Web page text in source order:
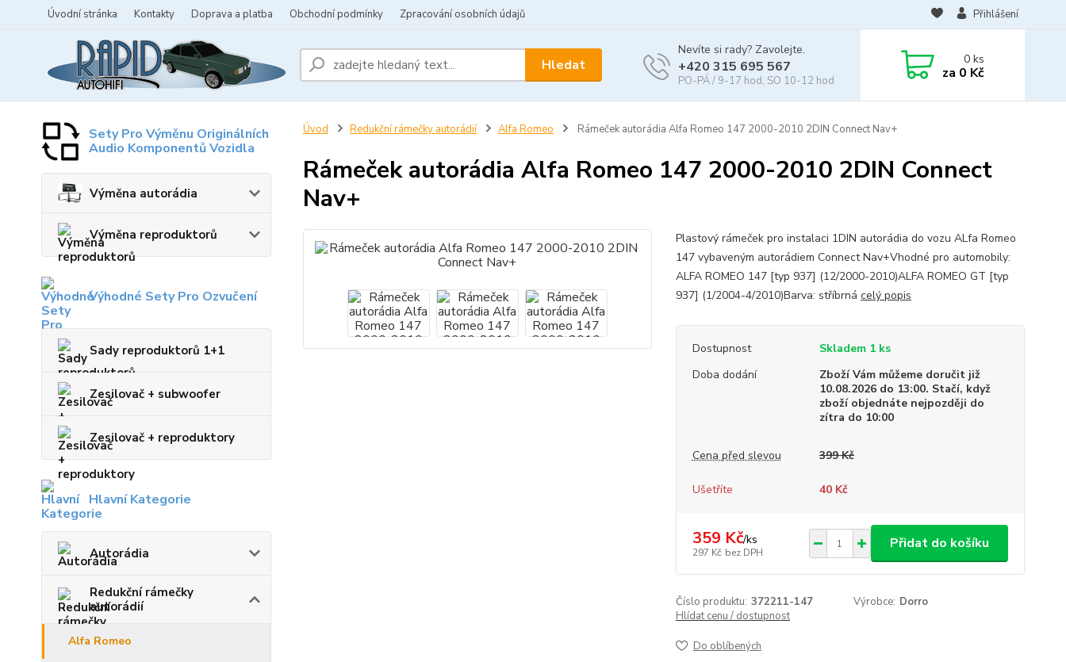
Úvodní stránka Kontakty Doprava a platba Obchodní podmínky Zpracování osobních údajů Přihlášení
Hledat
Nevíte si rady? Zavolejte.
+420 315 695 567
PO-PÁ / 9-17 hod, SO 10-12 hod
0ks
za 0 Kč
Sety Pro Výměnu Originálních
Audio Komponentů Vozidla
Výměna autorádia
Výměna reproduktorů
Výhodné Sety Pro Ozvučení
Sady reproduktorů 1+1
Zesilovač + subwoofer
Zesilovač + reproduktory
Hlavní Kategorie
Autorádia
Redukční rámečky
autorádií
Alfa Romeo
Úvod Redukční rámečky autorádií Alfa Romeo Rámeček autorádia Alfa Romeo 147 2000-2010 2DIN Connect Nav+
Rámeček autorádia Alfa Romeo 147 2000-2010 2DIN Connect
Nav+
Plastový rámeček pro instalaci 1DIN autorádia do vozu ALfa Romeo
147 vybaveným autorádiem Connect Nav+Vhodné pro automobily:
ALFA ROMEO 147 [typ 937] (12/2000-2010)ALFA ROMEO GT [typ
937] (1/2004-4/2010)Barva: stříbrná celý popis
Dostupnost
Skladem 1 ks
Doba dodání
Zboží Vám můžeme doručit již
10.08.2026 do 13:00. Stačí, když
zboží objednáte nejpozději do
zítra do 10:00
Cena před slevou 399 Kč
Ušetříte 40 Kč
359 Kč/ks
297 Kč bez DPH
Přidat do košíku
Číslo produktu: 372211-147 Výrobce: Dorro
Hlídat cenu / dostupnost
Do oblíbených